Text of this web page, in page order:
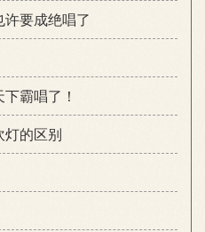
要成绝唱了
霸唱了！
灯的区别